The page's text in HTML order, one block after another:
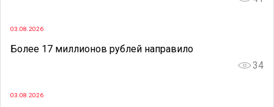
03.08.2026
Более 17 миллионов рублей направило
34
03.08.2026